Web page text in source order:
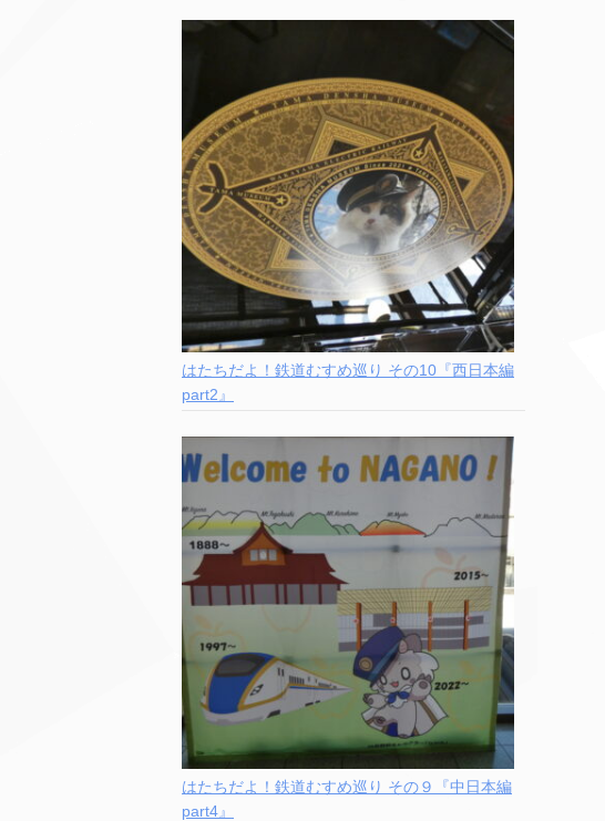
はたちだよ！鉄道むすめ巡り その10『西日本編
part2』
はたちだよ！鉄道むすめ巡り その９『中日本編
part4』